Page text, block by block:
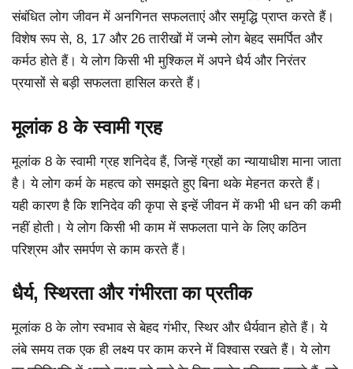
संबंधित लोग जीवन में अनगिनत सफलताएं और समृद्धि प्राप्त करते हैं।
विशेष रूप से, 8, 17 और 26 तारीखों में जन्मे लोग बेहद समर्पित और
कर्मठ होते हैं। ये लोग किसी भी मुश्किल में अपने धैर्य और निरंतर
प्रयासों से बड़ी सफलता हासिल करते हैं।
मूलांक 8 के स्वामी ग्रह
मूलांक 8 के स्वामी ग्रह शनिदेव हैं, जिन्हें ग्रहों का न्यायाधीश माना जाता
है। ये लोग कर्म के महत्व को समझते हुए बिना थके मेहनत करते हैं।
यही कारण है कि शनिदेव की कृपा से इन्हें जीवन में कभी भी धन की कमी
नहीं होती। ये लोग किसी भी काम में सफलता पाने के लिए कठिन
परिश्रम और समर्पण से काम करते हैं।
धैर्य, स्थिरता और गंभीरता का प्रतीक
मूलांक 8 के लोग स्वभाव से बेहद गंभीर, स्थिर और धैर्यवान होते हैं। ये
लंबे समय तक एक ही लक्ष्य पर काम करने में विश्वास रखते हैं। ये लोग